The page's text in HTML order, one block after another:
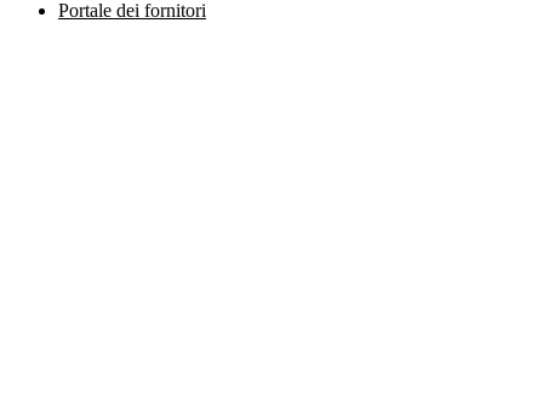
Portale dei fornitori